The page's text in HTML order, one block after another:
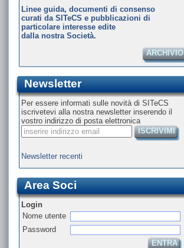
Linee guida, documenti di consenso
curati da SITeCS e pubblicazioni di
particolare interesse edite
dalla nostra Società.
ARCHIVIO
Newsletter
Per essere informati sulle novità di SITeCS
iscrivetevi alla nostra newsletter inserendo il
vostro indirizzo di posta elettronica
ISCRIVIMI
Newsletter recenti
Area Soci
Login
Nome utente
Password
ENTRA